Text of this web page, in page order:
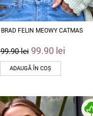
BRAD FELIN MEOWY CATMAS
lei 99.90 lei
ADAUGĂ ÎN COȘ